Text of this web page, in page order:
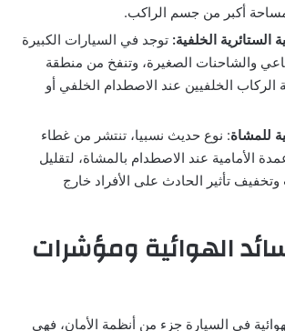
أكبر من جسم الراكب.
الستائرية الخلفية: توجد في السيارات الكبيرة
والشاحنات الصغيرة، وتنفخ من منطقة
الخلفيين عند الاصطدام الخلفي أو
للمشاة: نوع حديث نسبيا، تنتشر من غطاء
الأمامية عند الاصطدام بالمشاة، لتقليل
تأثير الحادث على الأفراد خارج
الهوائية ومؤشرات
في السيارة جزء من أنظمة الأمان، فهي